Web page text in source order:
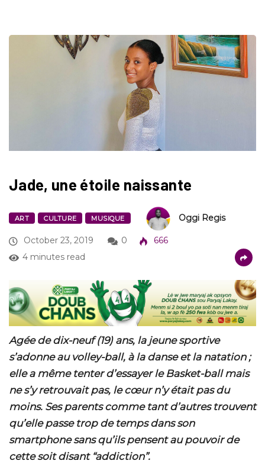
Jade, une étoile naissante
ART CULTURE MUSIQUE Oggi Regis
October 23, 2019 0
666
4 minutes read
Agée de dix-neuf (19) ans, la jeune sportive
s’adonne au volley-ball, à la danse et la natation ;
elle a même tenter d’essayer le Basket-ball mais
ne s’y retrouvait pas, le cœur n’y était pas du
moins. Ses parents comme tant d’autres trouvent
qu’elle passe trop de temps dans son
smartphone sans qu’ils pensent au pouvoir de
cette soit disant “addiction”.